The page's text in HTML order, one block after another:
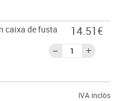
caixa de fusta
14.51€
IVA inclòs